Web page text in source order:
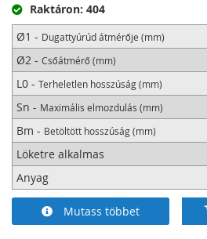
Raktáron: 404
Ø1 - Dugattyúrúd átmérője (mm)
Ø2 - Csőátmérő (mm)
L0 - Terheletlen hosszúság (mm)
Sn - Maximális elmozdulás (mm)
Bm - Betöltött hosszúság (mm)
Löketre alkalmas
Anyag
Mutass többet